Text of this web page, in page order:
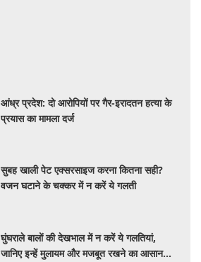
आंध्र प्रदेश: दो आरोपियों पर गैर-इरादतन हत्या के
प्रयास का मामला दर्ज
सुबह खाली पेट एक्सरसाइज करना कितना सही?
वजन घटाने के चक्कर में न करें ये गलती
घुंघराले बालों की देखभाल में न करें ये गलतियां,
जानिए इन्हें मुलायम और मजबूत रखने का आसान